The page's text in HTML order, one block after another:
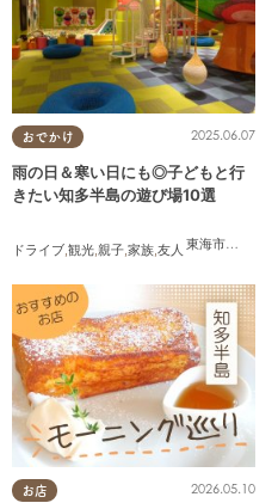
おでかけ
東海市大府市
2025.06.07
雨の日＆寒い日にも◎子どもと行
きたい知多半島の遊び場10選
ドライブ,観光,親子,家族,友人
お店 2026.05.10